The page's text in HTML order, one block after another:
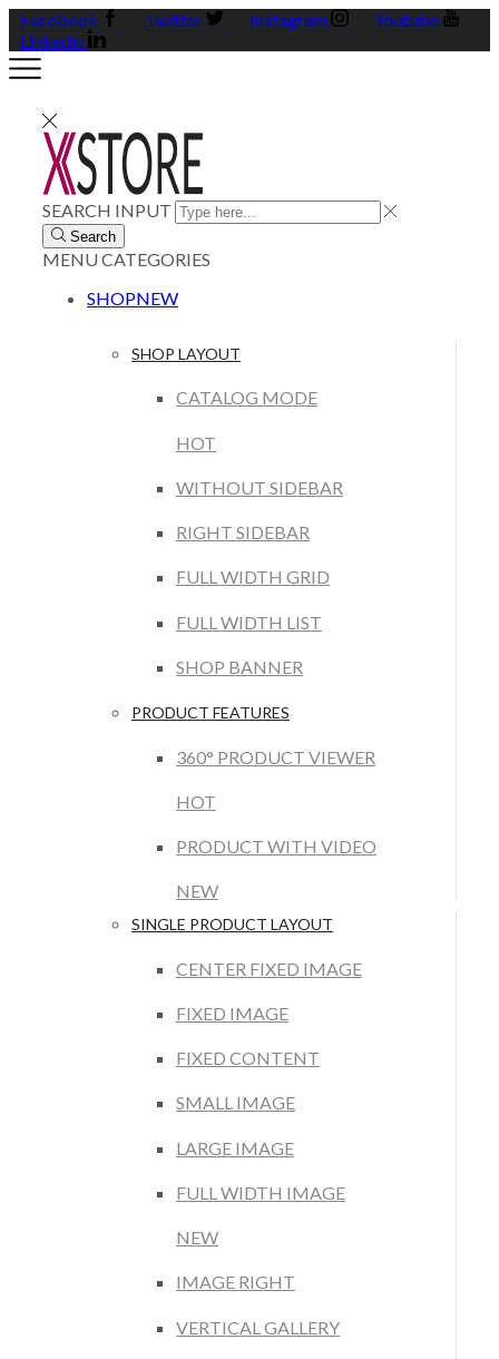
Facebook Twitter Instagram
Youtube
Linkedin
SEARCH INPUT
Search
MENUCATEGORIES
SHOPNEW
SHOP LAYOUT
CATALOG MODE
HOT
WITHOUT SIDEBAR
RIGHT SIDEBAR
FULL WIDTH GRID
FULL WIDTH LIST
SHOP BANNER
PRODUCT FEATURES
360° PRODUCT VIEWER
HOT
PRODUCT WITH VIDEO
NEW
SINGLE PRODUCT LAYOUT
CENTER FIXED IMAGE
FIXED IMAGE
FIXED CONTENT
SMALL IMAGE
LARGE IMAGE
FULL WIDTH IMAGE
NEW
IMAGE RIGHT
VERTICAL GALLERY